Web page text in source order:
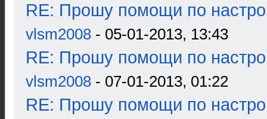
RE: Прошу помощи по
vlsm2008 - 05-01-2013, 13:43
RE: Прошу помощи по
vlsm2008 - 07-01-2013, 01:22
RE: Прошу помощи по